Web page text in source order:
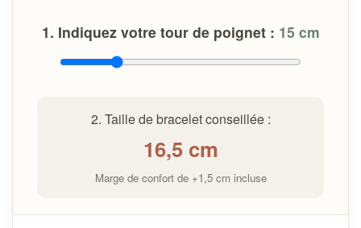
En cas de problème avec votre bracelet :
info@cybelepierres.frdans les 14 jours suivant la
Si un défaut est constaté, un remplacement ou une
réparation sera proposé selonles conditions
1. Indiquez votre tour de poignet : 15 cm
2. Taille de bracelet conseillée :
16,5cm
Marge de confort de +1,5 cm incluse